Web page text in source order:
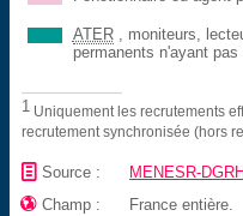
ATER, moniteurs,
permanents n'ayant
1 Uniquement les recrutements
recrutement synchronisée (hors
📄 Source : MENESR-DGRH
 Champ : France entière.